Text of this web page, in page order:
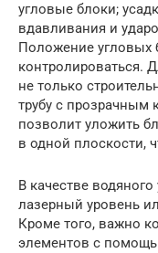
угловые блоки;
вдавливания и
Положение угловых
контролироваться.
не только
трубу с прозрачным
позволит уложить
в одной плоскости,
В качестве
лазерный уровень
Кроме того, важно
элементов с